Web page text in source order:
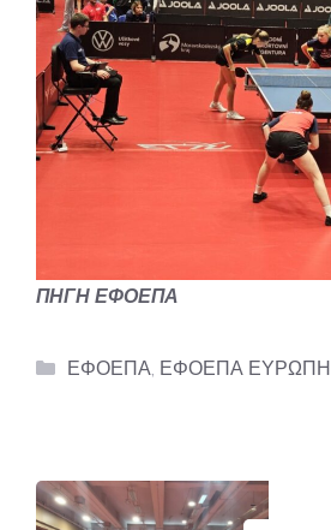
ΠΗΓΗ ΕΦΟΕΠΑ
Categories
ΕΦΟΕΠΑ ΕΦΟΕΠΑ ΕΥΡΩΠΗ